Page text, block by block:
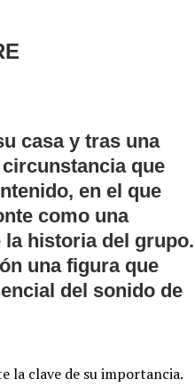
casa y tras una
que
en el que
como una
la historia del grupo.
una figura que
del sonido de
la clave de su importancia.